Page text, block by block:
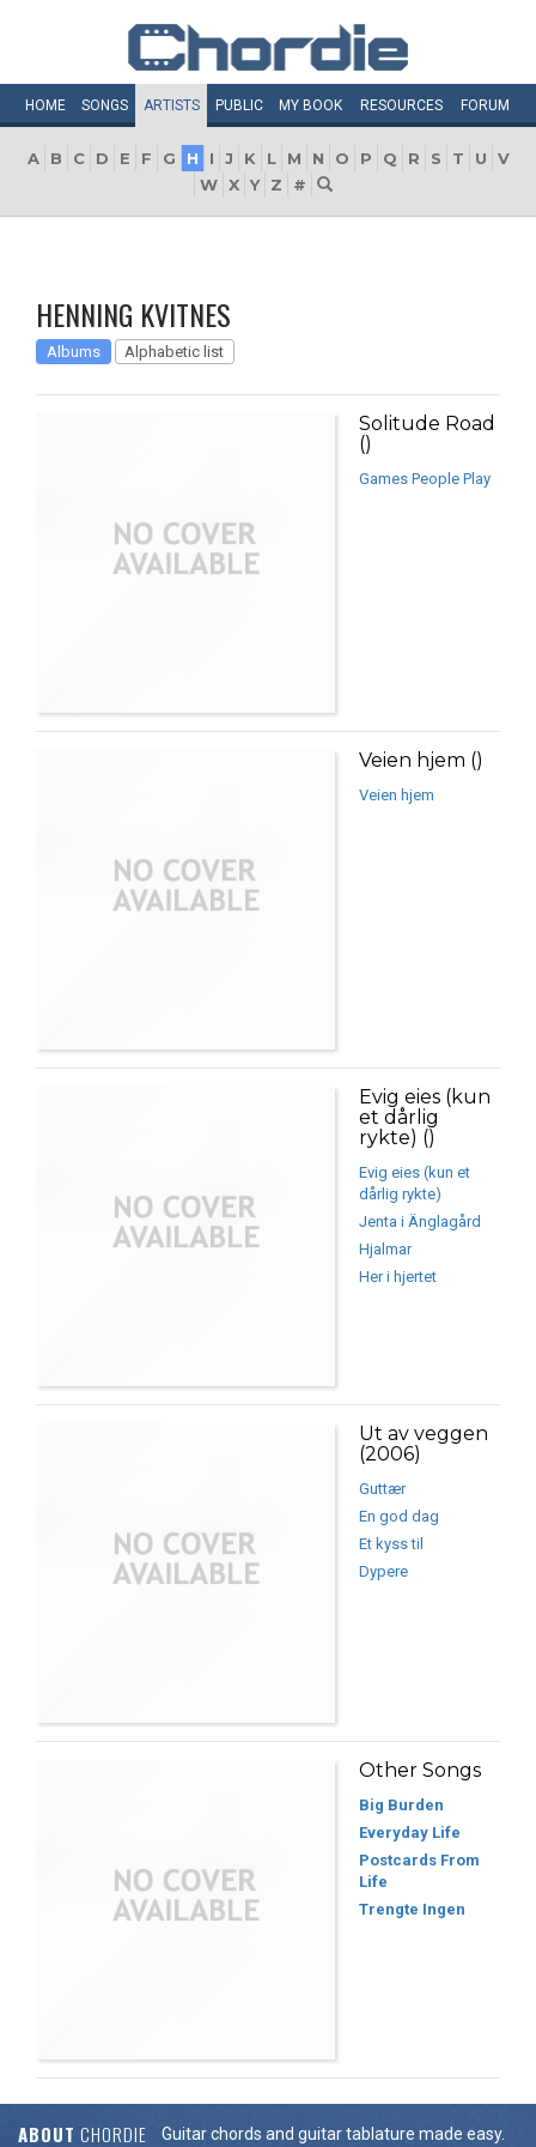
HOME SONGS ARTISTS PUBLIC MY BOOK RESOURCES FORUM
A B C D E F G H I J K L M N O P Q R S T U
V
W X Y Z #
HENNING KVITNES
Albums Alphabetic list
Solitude Road
()
Games People Play
Veien hjem ()
Veien hjem
Evig eies (kun
et dårlig
rykte) ()
Evig eies (kun et
dårlig rykte)
Jenta i Änglagård
Hjalmar
Her i hjertet
Ut av veggen
(2006)
Guttær
En god dag
Et kyss til
Dypere
Other Songs
Big Burden
Everyday Life
Postcards From
Life
Trengte Ingen
ABOUT CHORDIE Guitar chords and guitar tablature made easy.